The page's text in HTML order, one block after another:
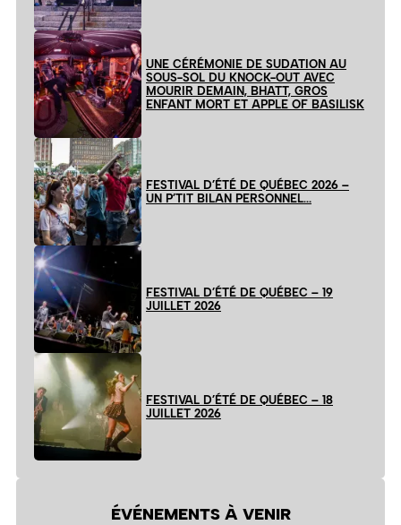
UNE CÉRÉMONIE DE SUDATION AU
SOUS-SOL DU KNOCK-OUT AVEC
MOURIR DEMAIN, BHATT, GROS
ENFANT MORT ET APPLE OF BASILISK
FESTIVAL D’ÉTÉ DE QUÉBEC 2026 –
UN P’TIT BILAN PERSONNEL…
FESTIVAL D’ÉTÉ DE QUÉBEC – 19
JUILLET 2026
FESTIVAL D’ÉTÉ DE QUÉBEC – 18
JUILLET 2026
ÉVÉNEMENTS À VENIR